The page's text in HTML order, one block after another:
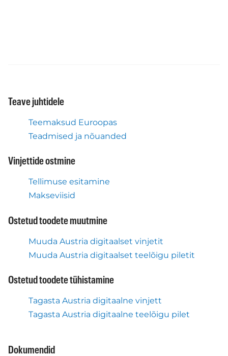
Teave juhtidele
Teemaksud Euroopas
Teadmised ja nõuanded
Vinjettide ostmine
Tellimuse esitamine
Makseviisid
Ostetud toodete muutmine
Muuda Austria digitaalset vinjetit
Muuda Austria digitaalset teelõigu piletit
Ostetud toodete tühistamine
Tagasta Austria digitaalne vinjett
Tagasta Austria digitaalne teelõigu pilet
Dokumendid